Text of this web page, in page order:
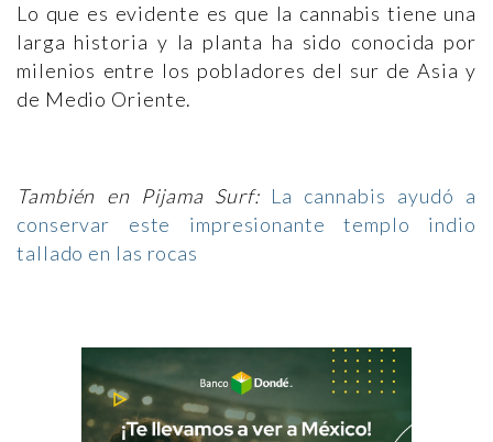
Lo que es evidente es que la cannabis tiene una
larga historia y la planta ha sido conocida por
milenios entre los pobladores del sur de Asia y
de Medio Oriente.
También en Pijama Surf: La cannabis ayudó a
conservar este impresionante templo indio
tallado en las rocas